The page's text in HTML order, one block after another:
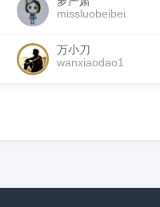
missluobeibei
万小刀
wanxiaodao1